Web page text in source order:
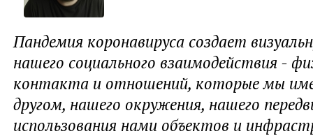
Пандемия коронавируса создает
нашего социального взаимодействия -
контакта и отношений, которые мы
другом, нашего окружения, нашего
использования нами объектов и